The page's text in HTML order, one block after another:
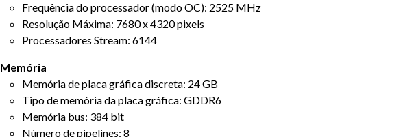
Frequência do processador (modo OC): 2525 MHz
Resolução Máxima: 7680 x 4320 pixels
Processadores Stream: 6144
Memória
Memória de placa gráfica discreta: 24 GB
Tipo de memória da placa gráfica: GDDR6
Memória bus: 384 bit
Número de pipelines: 8